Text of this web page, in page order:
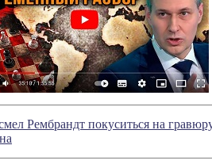
Рембрандт покуситься на